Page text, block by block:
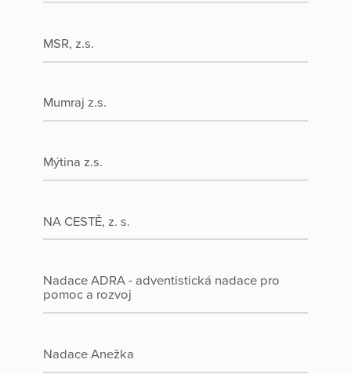
MSR, z.s.
Mumraj z.s.
Mýtina z.s.
NA CESTĚ, z. s.
Nadace ADRA - adventistická nadace pro
pomoc a rozvoj
Nadace Anežka